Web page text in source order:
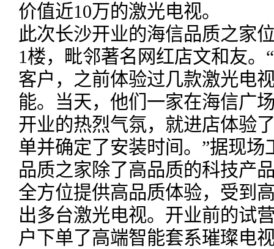
价值近10万的激光电视。
此次长沙开业的海信品质之
1楼，毗邻著名网红店文和友
客户，之前体验过几款激光电
能。当天，他们一家在海信广
开业的热烈气氛，就进店体验
单并确定了安装时间。”据现
品质之家除了高品质的科技产
全方位提供高品质体验，受到
出多台激光电视。开业前的试
户下单了高端智能套系璀璨电